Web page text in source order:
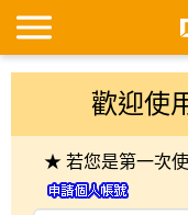
歡迎使
★ 若您是第一次